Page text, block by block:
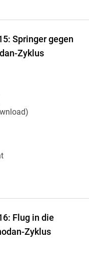
Springer gegen
Zyklus
Flug in die
Zyklus